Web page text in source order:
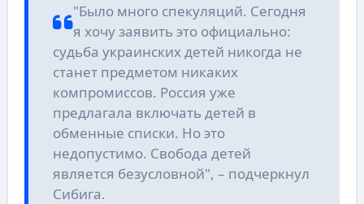
"Было много спекуляций. Сегодня
я хочу заявить это официально:
судьба украинских детей никогда не
станет предметом никаких
компромиссов. Россия уже
предлагала включать детей в
обменные списки. Но это
недопустимо. Свобода детей
является безусловной", – подчеркнул
Сибига.